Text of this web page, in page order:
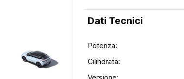
Dati Tecnici
Potenza:
Cilindrata: